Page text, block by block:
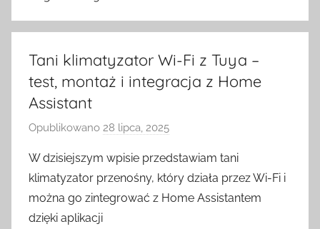
Tani klimatyzator Wi-Fi z Tuya –
test, montaż i integracja z Home
Assistant
Opublikowano 28 lipca, 2025
z
e
z
W dzisiejszym wpisie przedstawiam tani
klimatyzator przenośny, który działa przez Wi-Fi i
można go zintegrować z Home Assistantem
dzięki aplikacji